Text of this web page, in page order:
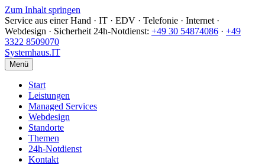
Zum Inhalt springen
Service aus einer Hand · IT · EDV · Telefonie · Internet ·
Webdesign · Sicherheit 24h-Notdienst: +49 30 54874086 · +49
3322 8509070
Systemhaus.IT
Menü
Start
Leistungen
Managed Services
Webdesign
Standorte
Themen
24h-Notdienst
Kontakt